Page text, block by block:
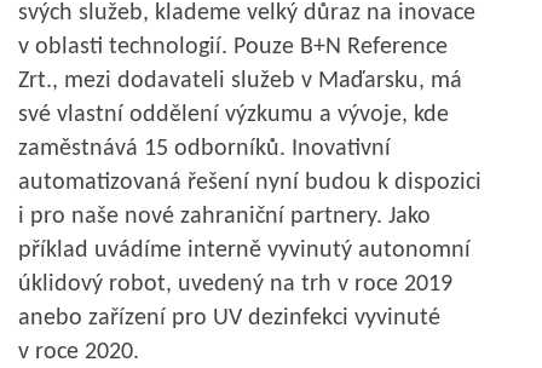
svých služeb, klademe velký důraz na inovace
v oblasti technologií. Pouze B+N Reference
Zrt., mezi dodavateli služeb v Maďarsku, má
své vlastní oddělení výzkumu a vývoje, kde
zaměstnává 15 odborníků. Inovativní
automatizovaná řešení nyní budou k dispozici
i pro naše nové zahraniční partnery. Jako
příklad uvádíme interně vyvinutý autonomní
úklidový robot, uvedený na trh v roce 2019
anebo zařízení pro UV dezinfekci vyvinuté
v roce 2020.